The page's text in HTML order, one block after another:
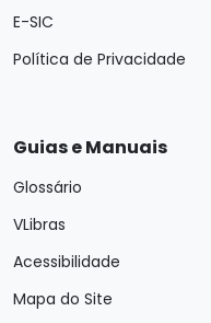
E-SIC
Política de Privacidade
Guias e Manuais
Glossário
VLibras
Acessibilidade
Mapa do Site